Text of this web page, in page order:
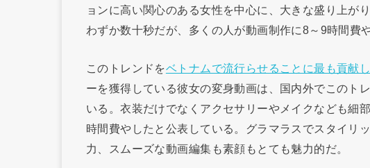
ョンに高い関心のある女性を中心に、大きな盛り上が
わずか数十秒だが、多くの人が動画制作に8～9時間費
このトレンドをベトナムで流行らせることに最も貢献
ーを獲得している彼女の変身動画は、国内外でこのト
いる。衣装だけでなくアクセサリーやメイクなども細
時間費やしたと公表している。グラマラスでスタイリ
力、スムーズな動画編集も素顔もとても魅力的だ。